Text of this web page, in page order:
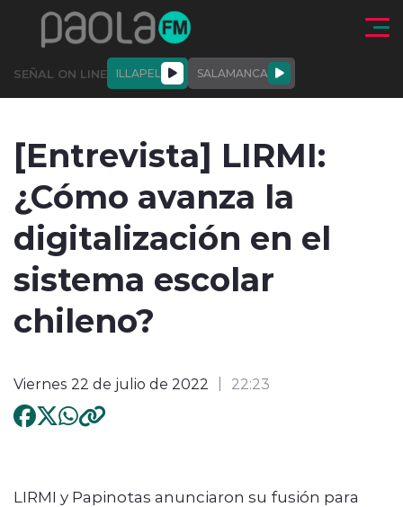
Click acá para ir directamente al contenido
SEÑAL ON LINE ILLAPEL SALAMANCA
ACTUALIDAD
modo claro
[Entrevista] LIRMI:
¿Cómo avanza la
digitalización en el
sistema escolar
chileno?
Viernes 22 de julio de 2022 22:23
LIRMI y Papinotas anunciaron su fusión para